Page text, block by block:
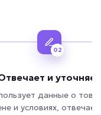
02
и уточняет
данные о
и условиях,